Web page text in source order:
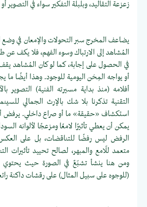
زعزعة التقاليد، وبلبلة التفكير سواء في التصوير
يضاعف المخرج سبر التحولات والإمعان في
المُشاهد إلى الارتباك وسوء الفهم، فلا يكف عن
في الحصول على إجابة، كما لو كان المُشاهد
أو يواجه المِحَن اليومية للوجود. وهذا أيضًا ما
أفلامه (منذ بداية مسيرته الفنية) التصوير
التقنية تذكرنا بلا شك بالإرث الجمالي
استكشاف «حقيقة» ما أو صراع داخلي. يرفض
يمكن أن يعطي تأثيرًا لامعًا ومزعجًا لألوانه
الرفض ليس رفضًا للتناقضات، بل على العكس
متعمد للّامع والمبهر، لصالح تحييد تأثيرات
ومن هنا ينشأ تشبّعٌ في الصورة حيث يحتوي
(للوجوه على سبيل المثال) على رقشات داكنة